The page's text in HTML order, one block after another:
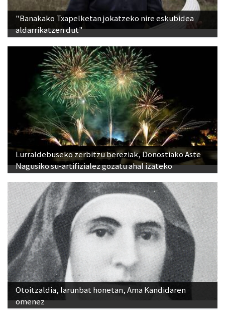
"Banakako Txapelketan jokatzeko nire eskubidea
aldarrikatzen dut"
Lurraldebuseko zerbitzu bereziak, Donostiako Aste
Nagusiko su-artifizialez gozatu ahal izateko
Otoitzaldia, larunbat honetan, Ama Kandidaren
omenez